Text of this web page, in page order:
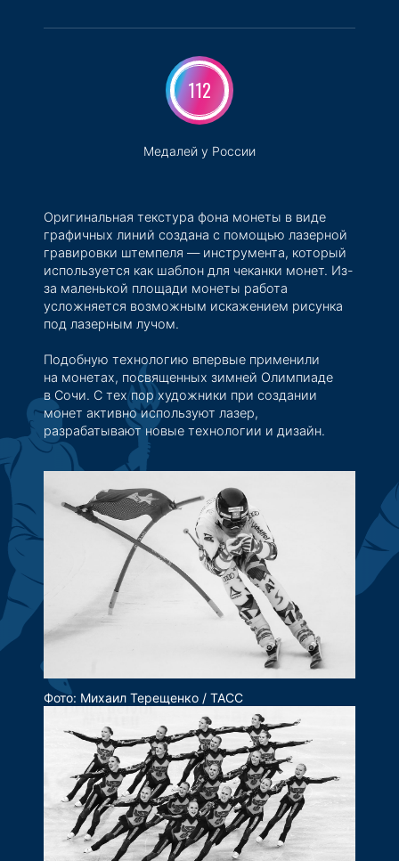
112
Медалей у России
Оригинальная текстура фона монеты в виде
графичных линий создана с помощью лазерной
гравировки штемпеля — инструмента, который
используется как шаблон для чеканки монет. Из-
за маленькой площади монеты работа
усложняется возможным искажением рисунка
под лазерным лучом.
Подобную технологию впервые применили
на монетах, посвященных зимней Олимпиаде
в Сочи. С тех пор художники при создании
монет активно используют лазер,
разрабатывают новые технологии и дизайн.
Фото: Михаил Терещенко / ТАСС